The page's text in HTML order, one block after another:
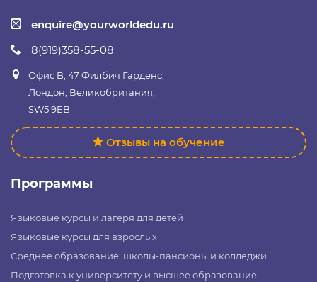
enquire@yourworldedu.ru
8(919)358-55-08
Офис B, 47 Филбич Гарденс,
Лондон, Великобритания,
SW5 9EB
Отзывы на обучение
Программы
Языковые курсы и лагеря для детей
Языковые курсы для взрослых
Среднее образование: школы-пансионы и колледжи
Подготовка к университету и высшее образование